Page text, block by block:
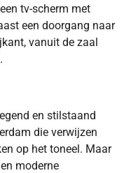
tv-scherm met
een doorgang naar
vanuit de zaal
en stilstaand
die verwijzen
op het toneel. Maar
moderne